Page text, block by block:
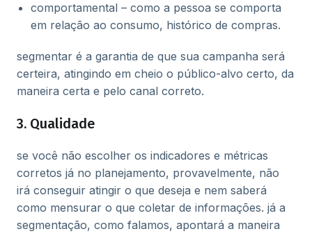
comportamental – como a pessoa se comporta
em relação ao consumo, histórico de compras.
segmentar é a garantia de que sua campanha será
certeira, atingindo em cheio o público-alvo certo, da
maneira certa e pelo canal correto.
3. Qualidade
se você não escolher os indicadores e métricas
corretos já no planejamento, provavelmente, não
irá conseguir atingir o que deseja e nem saberá
como mensurar o que coletar de informações. já a
segmentação, como falamos, apontará a maneira